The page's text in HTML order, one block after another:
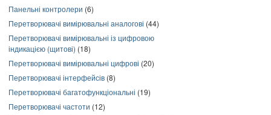
Панельні контролери (6)
Перетворювачі вимірювальні аналогові (44)
Перетворювачі вимірювальні із цифровою
індикацією (щитові) (18)
Перетворювачі вимірювальні цифрові (20)
Перетворювачі інтерфейсів (8)
Перетворювачі багатофункціональні (19)
Перетворювачі частоти (12)